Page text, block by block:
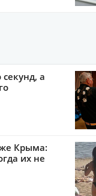
а
Крыма:
их не